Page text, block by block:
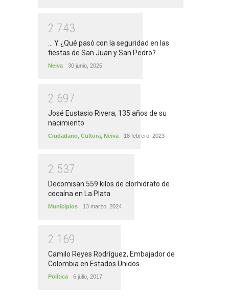
2 743
... Y ¿Qué pasó con la seguridad en las
fiestas de San Juan y San Pedro?
Neiva 30 junio, 2025
2 697
José Eustasio Rivera, 135 años de su
nacimiento
Ciudadano, Cultura, Neiva 18 febrero, 2023
2 537
Decomisan 559 kilos de clorhidrato de
cocaína en La Plata
Municipios 13 marzo, 2024
2 1 69
Camilo Reyes Rodríguez, Embajador de
Colombia en Estados Unidos
Política 6 julio, 2017